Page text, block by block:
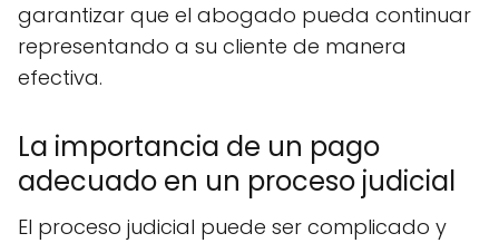
garantizar que el abogado pueda continuar
representando a su cliente de manera
efectiva.
La importancia de un pago
adecuado en un proceso judicial
El proceso judicial puede ser complicado y